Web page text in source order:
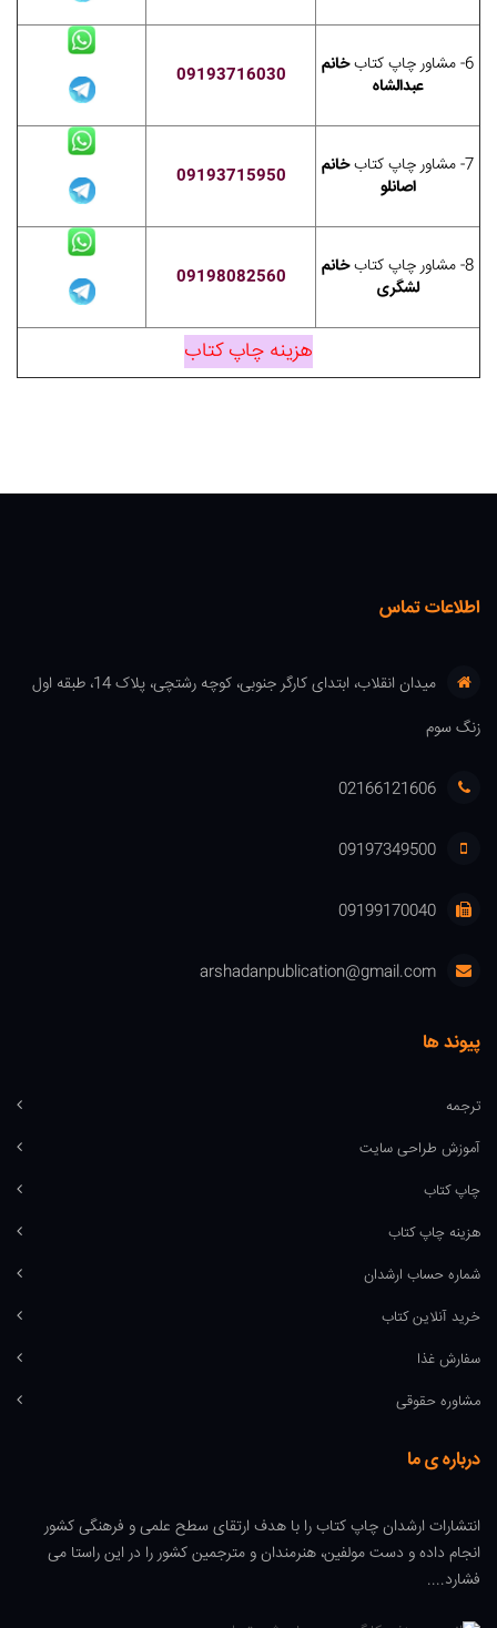
6- مشاور چاپ کتاب
خانم
عبدالشاه
09193716030
7- مشاور چاپ کتاب
خانم
اصانلو
09193715950
8- مشاور چاپ کتاب
خانم
لشگری
09198082560
هزینه چاپ کتاب
اطلاعات تماس
میدان انقلاب، ابتدای کارگر جنوبی، کوچه رشتچی، پلاک 14، طبقه اول
زنگ سوم
02166121606
09197349500
09199170040
arshadanpublication@gmail.com
پیوند ها
ترجمه
آموزش طراحی سایت
چاپ کتاب
هزینه چاپ کتاب
شماره حساب ارشدان
خرید آنلاین کتاب
سفارش غذا
مشاوره حقوقی
درباره ی ما
انتشارات ارشدان چاپ کتاب را با هدف ارتقای سطح علمی و فرهنگی کشور
انجام داده و دست مولفین، هنرمندان و مترجمین کشور را در این راستا می
فشارد....